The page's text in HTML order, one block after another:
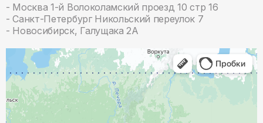
- Москва 1-й Волоколамский проезд 10 стр 16
- Санкт-Петербург Никольский переулок 7
- Новосибирск, Галущака 2А